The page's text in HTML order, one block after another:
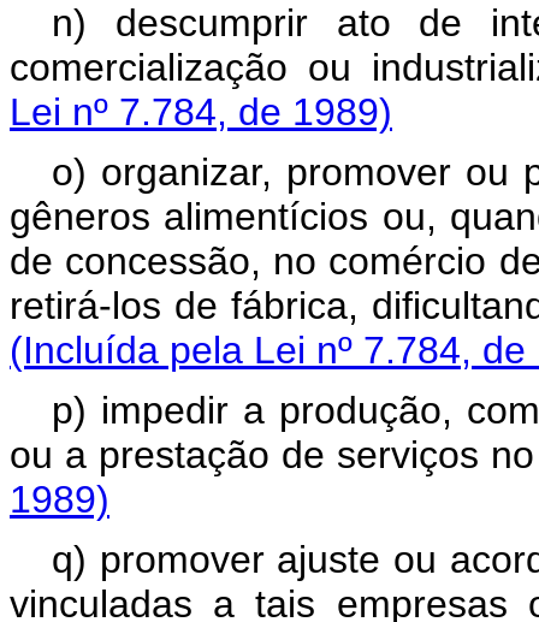
n) descumprir ato de
comercialização ou
Lei nº 7.784, de 1989)
o) organizar, promover ou
gêneros alimentícios ou,
de concessão, no comércio
retirá-los de fábrica,
(Incluída pela Lei nº 7.784, de
p) impedir a produção,
ou a prestação de serviços
1989)
q) promover ajuste ou
vinculadas a tais empresas